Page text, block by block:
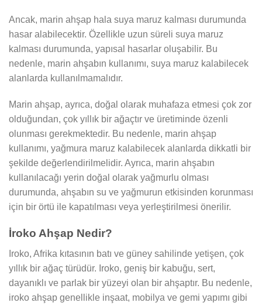
Ancak, marin ahşap hala suya maruz kalması durumunda
hasar alabilecektir. Özellikle uzun süreli suya maruz
kalması durumunda, yapısal hasarlar oluşabilir. Bu
nedenle, marin ahşabın kullanımı, suya maruz kalabilecek
alanlarda kullanılmamalıdır.
Marin ahşap, ayrıca, doğal olarak muhafaza etmesi çok zor
olduğundan, çok yıllık bir ağaçtır ve üretiminde özenli
olunması gerekmektedir. Bu nedenle, marin ahşap
kullanımı, yağmura maruz kalabilecek alanlarda dikkatli bir
şekilde değerlendirilmelidir. Ayrıca, marin ahşabın
kullanılacağı yerin doğal olarak yağmurlu olması
durumunda, ahşabın su ve yağmurun etkisinden korunması
için bir örtü ile kapatılması veya yerleştirilmesi önerilir.
İroko Ahşap Nedir?
Iroko, Afrika kıtasının batı ve güney sahilinde yetişen, çok
yıllık bir ağaç türüdür. Iroko, geniş bir kabuğu, sert,
dayanıklı ve parlak bir yüzeyi olan bir ahşaptır. Bu nedenle,
iroko ahşap genellikle inşaat, mobilya ve gemi yapımı gibi